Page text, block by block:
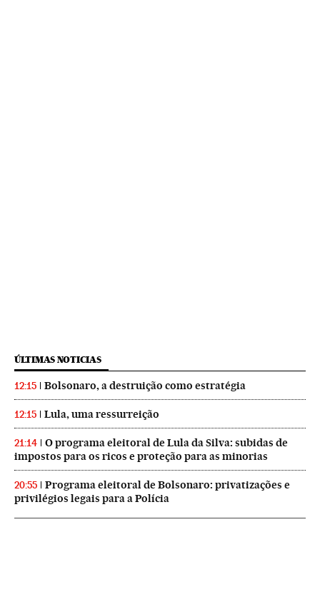
ÚLTIMAS NOTICIAS
12:15 Bolsonaro, a destruição como estratégia
12:15 Lula, uma ressurreição
21:14
O programa eleitoral de Lula da Silva: subidas de
impostos para os ricos e proteção para as minorias
20:55
Programa eleitoral de Bolsonaro: privatizações e
privilégios legais para a Polícia